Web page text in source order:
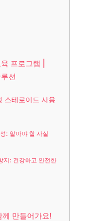
프로그램 |
션
스테로이드 사용
: 알아야 할 사실
지: 건강하고 안전한
께 만들어가요!